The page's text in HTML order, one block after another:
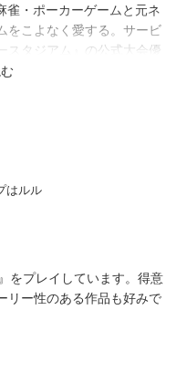
雀・ポーカーゲームと元ネ
をこよなく愛する。サービ
スタジアム』の公式大会優
らない肩書きも持つ。
はルル
をプレイしています。得意
リー性のある作品も好みで